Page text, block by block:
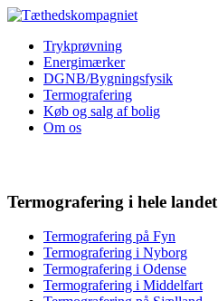
Trykprøvning
Energimærker
DGNB/Bygningsfysik
Termografering
Køb og salg af bolig
Om os
Termografering i hele landet
Termografering på Fyn
Termografering i Nyborg
Termografering i Odense
Termografering i Middelfart